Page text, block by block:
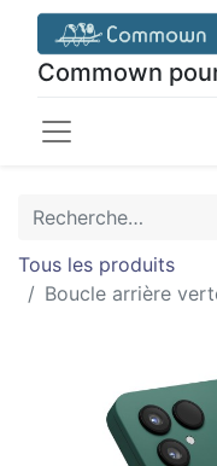
Commown
Tous les produits
Boucle arrière